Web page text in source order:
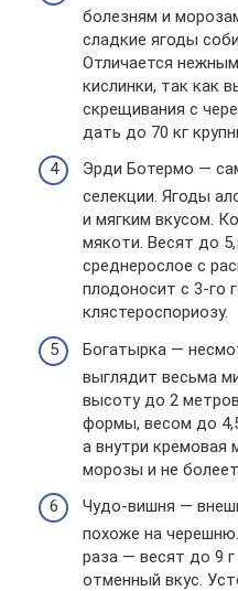
болезням и
сладкие ягоды
Отличается
кислинки, так как
скрещивания с
дать до 70 кг
Эрди Ботермо —
селекции. Ягоды
и мягким вкусом.
мякоти. Весят до
среднерослое с
плодоносит с 3-го
клястероспориозу.
Богатырка —
выглядит весьма
высоту до 2
формы, весом до
а внутри кремовая
морозы и не
Чудо-вишня —
похоже на
раза — весят до 9
отменный вкус.